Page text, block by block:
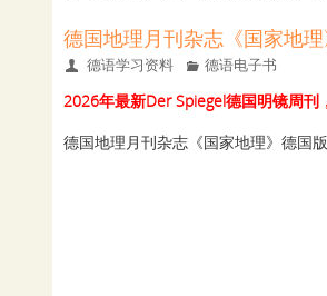
德国地理月刊杂志《国家地理
德语学习资料 德语电子书
2026年最新Der Spiegel德国明镜周刊
德国地理月刊杂志《国家地理》德国